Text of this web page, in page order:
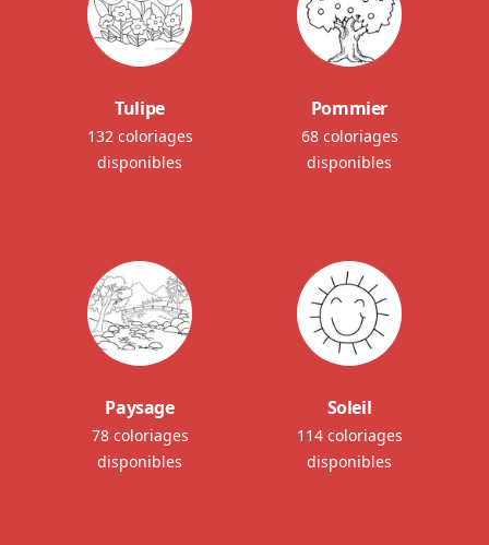
Tulipe
132 coloriages
disponibles
Pommier
68 coloriages
disponibles
Paysage
78 coloriages
disponibles
Soleil
114 coloriages
disponibles